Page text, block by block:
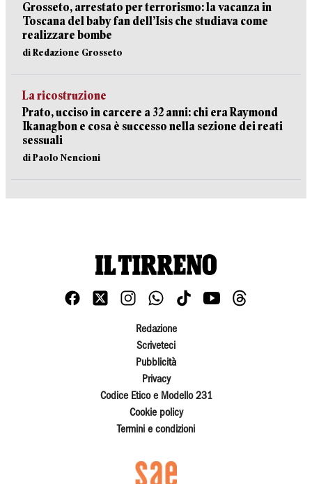
Grosseto, arrestato per terrorismo: la vacanza in
Toscana del baby fan dell’Isis che studiava come
realizzare bombe
di Redazione Grosseto
La ricostruzione
Prato, ucciso in carcere a 32 anni: chi era Raymond
Ikanagbon e cosa è successo nella sezione dei reati
sessuali
di Paolo Nencioni
Redazione
Scriveteci
Pubblicità
Privacy
Codice Etico e Modello 231
Cookie policy
Termini e condizioni